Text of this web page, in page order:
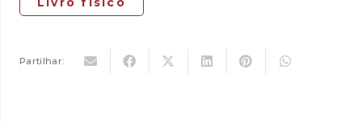
Partilhar: